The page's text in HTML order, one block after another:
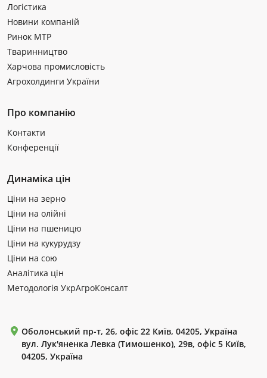
Логістика
Новини компаній
Ринок МТР
Тваринництво
Харчова промисловість
Агрохолдинги України
Про компанію
Контакти
Конференції
Динаміка цін
Ціни на зерно
Ціни на олійні
Ціни на пшеницю
Ціни на кукурудзу
Ціни на сою
Аналітика цін
Методологія УкрАгроКонсалт
Оболонський пр-т, 26, офіс 22 Київ, 04205, Україна
вул. Лук'яненка Левка (Тимошенко), 29в, офіс 5 Київ,
04205, Україна